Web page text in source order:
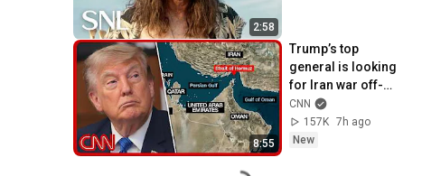
2:58
8:55
Trump’s top
general is looking
for Iran war off-
ramp: Sources
CNN
157K 7h ago
New